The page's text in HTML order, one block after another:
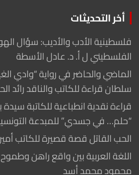
أخر التحديثات
فلسطينية الأدب والأديب: سؤال
الفلسطيني ل أ. د. عادل الأسطة
الماضي والحاضر في رواية “وادي
سلطان قراءة للكاتب والناقد رائد
قراءة نقدية انطباعية للكاتبة
“حلم… في جسدي” للمبدعة
الحب القاتل قصة قصيرة للكاتب
اللغة العربية بين واقع راهن
محمود محمد أسد